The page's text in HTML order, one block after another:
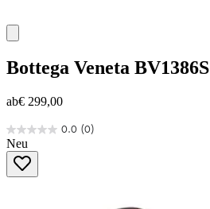
Bottega Veneta BV1386S
ab€ 299,00
0.0 (0)
0.0
von
Sternen.
Neu